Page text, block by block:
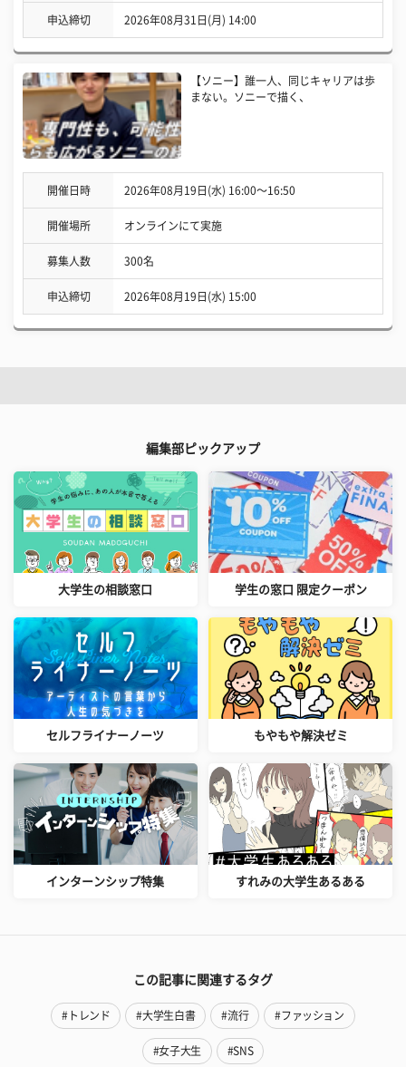
申込締切 2026年08月31日(月) 14:00
【ソニー】誰一人、同じキャリアは歩
まない。ソニーで描く、
開催日時 2026年08月19日(水) 16:00〜16:50
開催場所 オンラインにて実施
募集人数 300名
申込締切 2026年08月19日(水) 15:00
編集部ピックアップ
大学生の相談窓口 学生の窓口 限定クーポン
セルフライナーノーツ もやもや解決ゼミ
インターンシップ特集 すれみの大学生あるある
この記事に関連するタグ
#トレンド #大学生白書 #流行 #ファッション
#女子大生 #SNS